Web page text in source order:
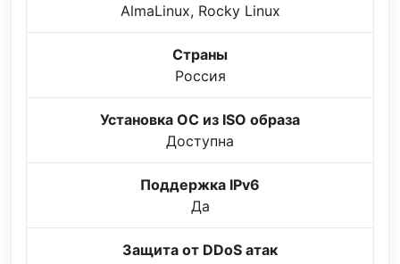
AlmaLinux, Rocky Linux
Страны
Россия
Установка ОС из ISO образа
Доступна
Поддержка IPv6
Да
Защита от DDoS атак